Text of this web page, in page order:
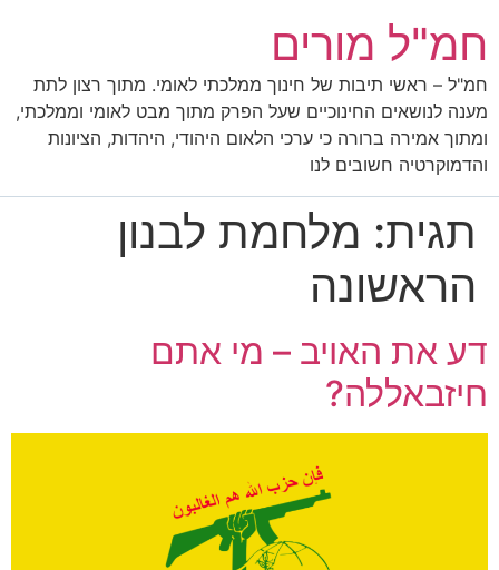
חמ"ל מורים
חמ"ל – ראשי תיבות של חינוך ממלכתי לאומי. מתוך רצון לתת
מענה לנושאים החינוכיים שעל הפרק מתוך מבט לאומי וממלכתי,
ומתוך אמירה ברורה כי ערכי הלאום היהודי, היהדות, הציונות
והדמוקרטיה חשובים לנו
תגית: מלחמת לבנון
הראשונה
דע את האויב – מי אתם
חיזבאללה?